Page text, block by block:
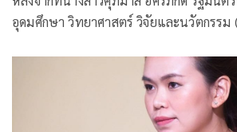
อุดมศึกษา วิทยาศาสตร์ วิจัยและนวัตกรรม
อนุทิน ชาญวีรกูล รองนายกรัฐมนตรี และรัฐ
มหาดไทย เมื่อวันที่ 13 พฤศจิกายน 2566 ท
เป็นวงกว้างตามสถานศึกษา ทั้งในกรุงเท